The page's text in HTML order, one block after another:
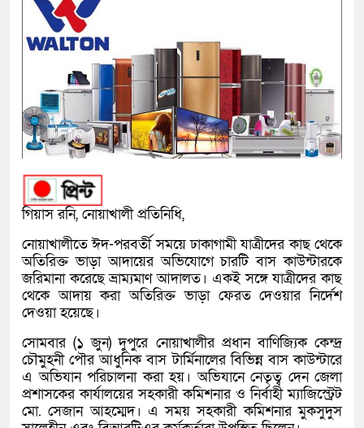
গিয়াস রনি, নোয়াখালী প্রতিনিধি,
নোয়াখালীতে ঈদ-পরবর্তী সময়ে ঢাকাগামী যাত্রীদের কাছ থেকে
অতিরিক্ত ভাড়া আদায়ের অভিযোগে চারটি বাস কাউন্টারকে
জরিমানা করেছে ভ্রাম্যমাণ আদালত। একই সঙ্গে যাত্রীদের কাছ
থেকে আদায় করা অতিরিক্ত ভাড়া ফেরত দেওয়ার নির্দেশ
দেওয়া হয়েছে।
সোমবার (১ জুন) দুপুরে নোয়াখালীর প্রধান বাণিজ্যিক কেন্দ্র
চৌমুহনী পৌর আধুনিক বাস টার্মিনালের বিভিন্ন বাস কাউন্টারে
এ অভিযান পরিচালনা করা হয়। অভিযানে নেতৃত্ব দেন জেলা
প্রশাসকের কার্যালয়ের সহকারী কমিশনার ও নির্বাহী ম্যাজিস্ট্রেট
মো. সেজান আহম্মেদ। এ সময় সহকারী কমিশনার মুকসুদুস